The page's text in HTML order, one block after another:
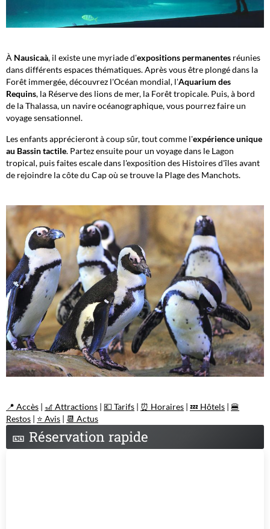
À Nausicaà, il existe une myriade d'expositions permanentes réunies
dans différents espaces thématiques. Après vous être plongé dans la
Forêt immergée, découvrez l'Océan mondial, l'Aquarium des
Requins, la Réserve des lions de mer, la Forêt tropicale. Puis, à bord
de la Thalassa, un navire océanographique, vous pourrez faire un
voyage sensationnel.
Les enfants apprécieront à coup sûr, tout comme l'expérience unique
au Bassin tactile. Partez ensuite pour un voyage dans le Lagon
tropical, puis faites escale dans l'exposition des Histoires d'îles avant
de rejoindre la côte du Cap où se trouve la Plage des Manchots.
📍 Accès | 🎢 Attractions | 💶 Tarifs | ⏰ Horaires | 💤 Hôtels | 🍔
Restos | ⭐ Avis | 📆 Actus
🎫 Réservation rapide